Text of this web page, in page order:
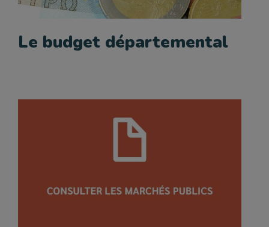
Le budget départemental